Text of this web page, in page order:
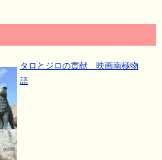
タロとジロの貢献 映画南極物
語